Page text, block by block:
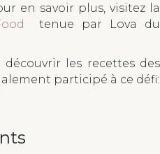
en savoir plus, visitez la
tenue par Lova du
les recettes des
participé à ce défi: